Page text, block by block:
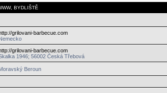
, BYDLIŠTĚ
grilovani-barbecue.com
grilovani-barbecue.com
1946; 56002 Česká Třebová
Beroun